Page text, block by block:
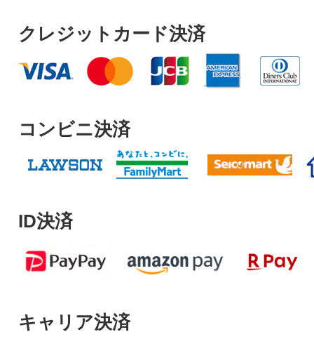
クレジットカード決済
コンビニ決済
ID決済
キャリア決済